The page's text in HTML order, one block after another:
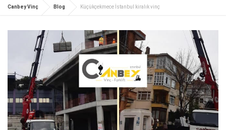
Canbey Vinç Blog Küçükçekmece İstanbul kiralık vinç